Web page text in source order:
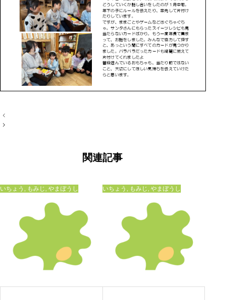
投
稿
関連記事
いちょう もみじ やまぼうし いちょう もみじ やまぼうし